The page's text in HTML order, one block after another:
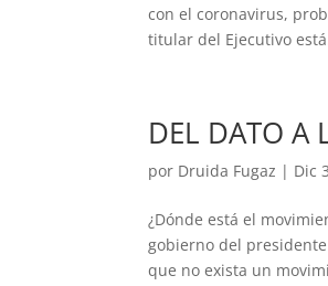
con el coronavirus,
titular del Ejecutivo
DEL DATO A
por Druida Fugaz | Dic
¿Dónde está el
gobierno del
que no exista un